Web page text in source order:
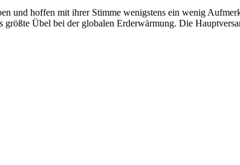
und hoffen mit ihrer Stimme wenigstens ein wenig
Übel bei der globalen Erderwärmung. Die